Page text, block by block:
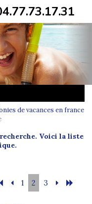
de vacances en france
Voici la liste
1 2 3